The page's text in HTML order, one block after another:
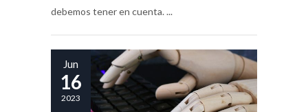
debemos tener en cuenta. ...
Jun
16
2023